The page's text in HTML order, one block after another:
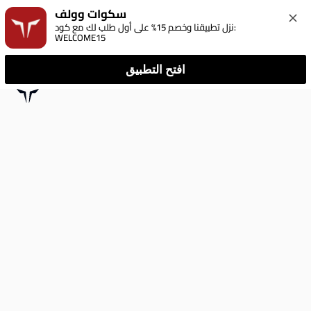
سكوات وولف
نزل تطبيقنا وخصم 15% على أول طلب لك مع كود:
WELCOME15
افتح التطبيق